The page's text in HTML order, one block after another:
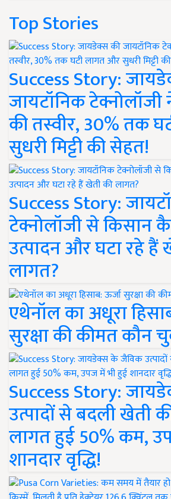
Top Stories
Success Story:
जायटॉनिक
की तस्वीर, 30% तक
सुधरी मिट्टी की सेहत!
Success Story:
टेक्नोलॉजी से किसान
उत्पादन और घटा रहे हैं
लागत?
एथेनॉल का अधूरा
सुरक्षा की कीमत कौन
Success Story:
उत्पादों से बदली खेती
लागत हुई 50% कम,
शानदार वृद्धि!